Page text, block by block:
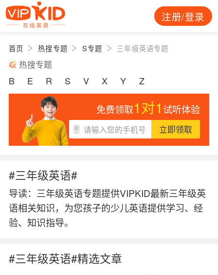
注册/登录
首页 热搜专题 S专题 三年级英语专题
热搜专题
B E R S V X Y Z
免费领取1对1 试听体验
立即领取
#三年级英语#
导读： 三年级英语专题提供VIPKID最新三年级英
语相关知识，为您孩子的少儿英语提供学习、经
验、知识指导。
#三年级英语#精选文章